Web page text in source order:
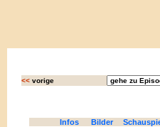
<<vorige
Infos Bilder